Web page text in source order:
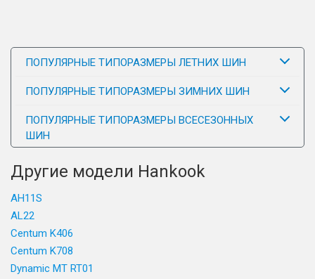
ПОПУЛЯРНЫЕ ТИПОРАЗМЕРЫ ЛЕТНИХ ШИН
ПОПУЛЯРНЫЕ ТИПОРАЗМЕРЫ ЗИМНИХ ШИН
ПОПУЛЯРНЫЕ ТИПОРАЗМЕРЫ ВСЕСЕЗОННЫХ
ШИН
Другие модели Hankook
AH11S
AL22
Centum K406
Centum K708
Dynamic MT RT01